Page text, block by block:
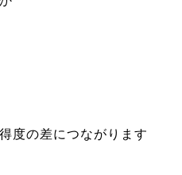
度の差につながります